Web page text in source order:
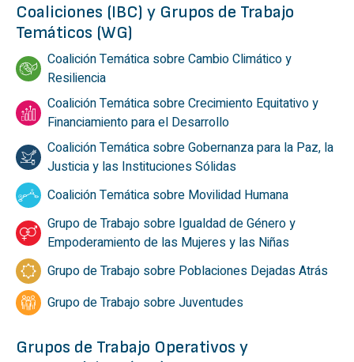
Coaliciones (IBC) y Grupos de Trabajo
Temáticos (WG)
Coalición Temática sobre Cambio Climático y
Resiliencia
Coalición Temática sobre Crecimiento Equitativo y
Financiamiento para el Desarrollo
Coalición Temática sobre Gobernanza para la Paz, la
Justicia y las Instituciones Sólidas
Coalición Temática sobre Movilidad Humana
Grupo de Trabajo sobre Igualdad de Género y
Empoderamiento de las Mujeres y las Niñas
Grupo de Trabajo sobre Poblaciones Dejadas Atrás
Grupo de Trabajo sobre Juventudes
Grupos de Trabajo Operativos y